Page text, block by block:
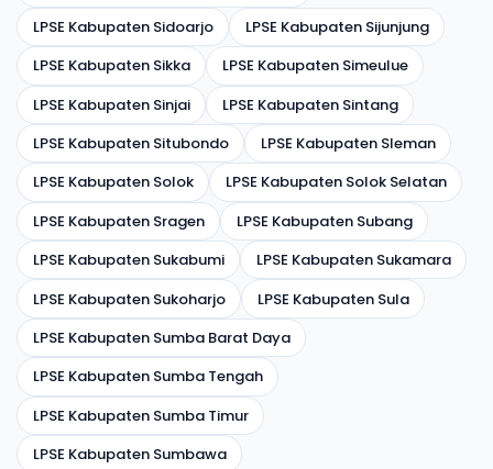
LPSE Kabupaten Sidoarjo
LPSE Kabupaten Sijunjung
LPSE Kabupaten Sikka
LPSE Kabupaten Simeulue
LPSE Kabupaten Sinjai
LPSE Kabupaten Sintang
LPSE Kabupaten Situbondo
LPSE Kabupaten Sleman
LPSE Kabupaten Solok
LPSE Kabupaten Solok Selatan
LPSE Kabupaten Sragen
LPSE Kabupaten Subang
LPSE Kabupaten Sukabumi
LPSE Kabupaten Sukamara
LPSE Kabupaten Sukoharjo
LPSE Kabupaten Sula
LPSE Kabupaten Sumba Barat Daya
LPSE Kabupaten Sumba Tengah
LPSE Kabupaten Sumba Timur
LPSE Kabupaten Sumbawa